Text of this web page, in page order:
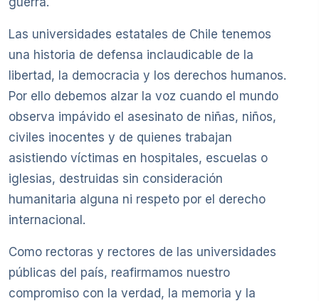
Las universidades estatales de Chile tenemos
una historia de defensa inclaudicable de la
libertad, la democracia y los derechos humanos.
Por ello debemos alzar la voz cuando el mundo
observa impávido el asesinato de niñas, niños,
civiles inocentes y de quienes trabajan
asistiendo víctimas en hospitales, escuelas o
iglesias, destruidas sin consideración
humanitaria alguna ni respeto por el derecho
internacional.
Como rectoras y rectores de las universidades
públicas del país, reafirmamos nuestro
compromiso con la verdad, la memoria y la